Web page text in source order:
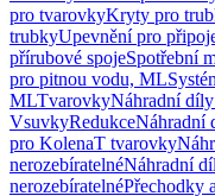
pro tvarovkyKryty pro
trubkyUpevnění pro
přírubové spojeSpotřební
pro pitnou vodu, ML
MLTvarovkyNáhradní
VsuvkyRedukceNáhradní
pro KolenaT tvarovky
nerozebíratelnéNáhradní
nerozebíratelnéPřechodky